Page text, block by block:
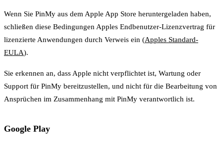
Wenn Sie PinMy aus dem Apple App Store heruntergeladen haben,
schließen diese Bedingungen Apples Endbenutzer-Lizenzvertrag für
lizenzierte Anwendungen durch Verweis ein (Apples Standard-
EULA).
Sie erkennen an, dass Apple nicht verpflichtet ist, Wartung oder
Support für PinMy bereitzustellen, und nicht für die Bearbeitung von
Ansprüchen im Zusammenhang mit PinMy verantwortlich ist.
Google Play